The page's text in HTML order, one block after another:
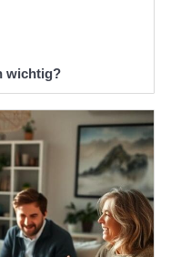
wichtig?